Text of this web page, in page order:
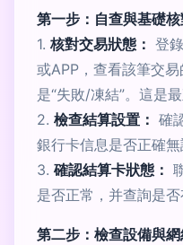
第一步：自查與基礎
1. 核對交易狀態： 登
或APP，查看該筆交易
是“失敗/凍結”。這是
2. 檢查結算設置： 確
銀行卡信息是否正確無
3. 確認結算卡狀態：
是否正常，并查詢是否
第二步：檢查設備與